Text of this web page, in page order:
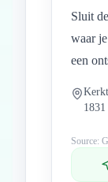
Sluit
waar
een
Source: